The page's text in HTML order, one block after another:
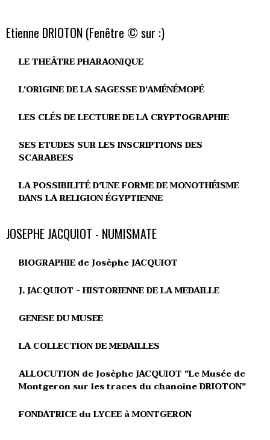
Etienne DRIOTON (Fenêtre © sur :)
LE THEÂTRE PHARAONIQUE
L'ORIGINE DE LA SAGESSE D'AMÉNÉMOPÉ
LES CLÉS DE LECTURE DE LA CRYPTOGRAPHIE
SES ETUDES SUR LES INSCRIPTIONS DES
SCARABEES
LA POSSIBILITÉ D'UNE FORME DE MONOTHÉISME
DANS LA RELIGION ÉGYPTIENNE
JOSEPHE JACQUIOT - NUMISMATE
BIOGRAPHIE de Josèphe JACQUIOT
J. JACQUIOT - HISTORIENNE DE LA MEDAILLE
GENESE DU MUSEE
LA COLLECTION DE MEDAILLES
ALLOCUTION de Josèphe JACQUIOT "Le Musée de
Montgeron sur les traces du chanoine DRIOTON"
FONDATRICE du LYCEE à MONTGERON